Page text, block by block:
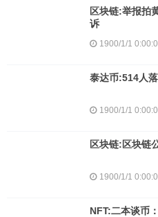
区块链:举报拍
诉
1900/1/1
泰达币:514人
1900/1/1
区块链:区块链
1900/1/1
NFT:二本谈币